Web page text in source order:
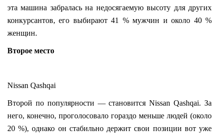
эта машина забралась на недосягаемую высоту для других
конкурсантов, его выбирают 41 % мужчин и около 40 %
женщин.
Второе место
Nissan Qashqai
Второй по популярности — становится Nissan Qashqai. За
него, конечно, проголосовало гораздо меньше людей (около
20 %), однако он стабильно держит свои позиции вот уже